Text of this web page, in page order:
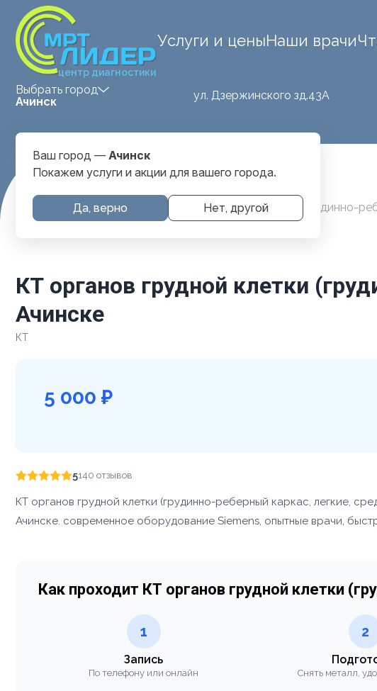
центр диагностики
Услуги и ценыНаши врачи
Выбрать город
Ачинск
ул. Дзержинского зд.43А
Ваш город — Ачинск
Покажем услуги и акции для вашего города.
Да, верно Нет, другой
Услуги и цены КТ органов грудной клетки (грудинно-
КТ органов грудной клетки
Ачинске
КТ
5 000 ₽
5140 отзывов
КТ органов грудной клетки (грудинно-реберный каркас, легкие,
Ачинске. современное оборудование Siemens, опытные врачи,
Как проходит КТ органов грудной клетки
1
Запись
По телефону или онлайн
2
Снять металл,